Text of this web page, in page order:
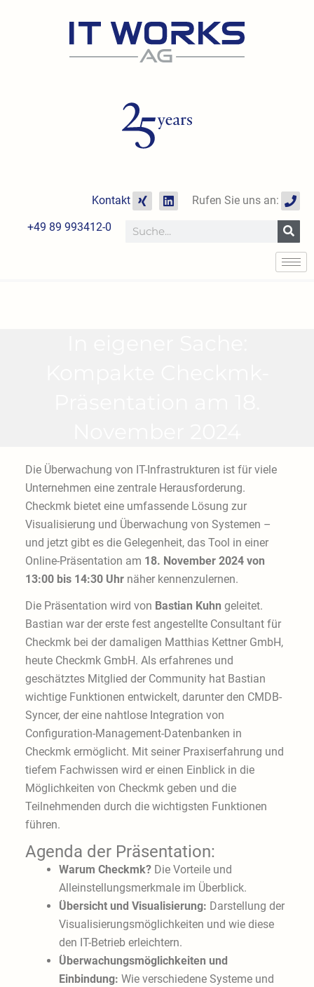
Kontakt
X
i
g
L
i
k
Rufen Sie uns an:
P
h
o
n
e
+49 89 993412-0 Suche
Die Überwachung von IT-Infrastrukturen ist für viele
Unternehmen eine zentrale Herausforderung.
Checkmk bietet eine umfassende Lösung zur
Visualisierung und Überwachung von Systemen –
und jetzt gibt es die Gelegenheit, das Tool in einer
Online-Präsentation am 18. November 2024 von
13:00 bis 14:30 Uhrnäher kennenzulernen.
Die Präsentation wird von Bastian Kuhn geleitet.
Bastian war der erste fest angestellte Consultant für
Checkmk bei der damaligen Matthias Kettner GmbH,
heute Checkmk GmbH. Als erfahrenes und
geschätztes Mitglied der Community hat Bastian
wichtige Funktionen entwickelt, darunter den CMDB-
Syncer, der eine nahtlose Integration von
Configuration-Management-Datenbanken in
Checkmk ermöglicht. Mit seiner Praxiserfahrung und
tiefem Fachwissen wird er einen Einblick in die
Möglichkeiten von Checkmk geben und die
Teilnehmenden durch die wichtigsten Funktionen
führen.
Agenda der Präsentation:
Warum Checkmk?Die Vorteile und
Alleinstellungsmerkmale im Überblick.
Übersicht und Visualisierung: Darstellung der
Visualisierungsmöglichkeiten und wie diese
den IT-Betrieb erleichtern.
Überwachungsmöglichkeiten und
Einbindung: Wie verschiedene Systeme und